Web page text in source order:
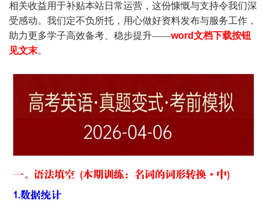
相关收益用于补贴本站日常运营，这份慷慨与支持令我们深
受感动。我们定不负所托，用心做好资料发布与服务工作，
助力更多学子高效备考、稳步提升——word文档下载按钮
见文末。